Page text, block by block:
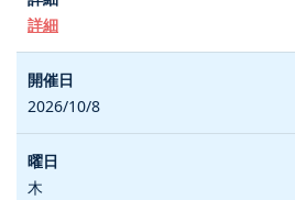
詳細
2026/10/8
木